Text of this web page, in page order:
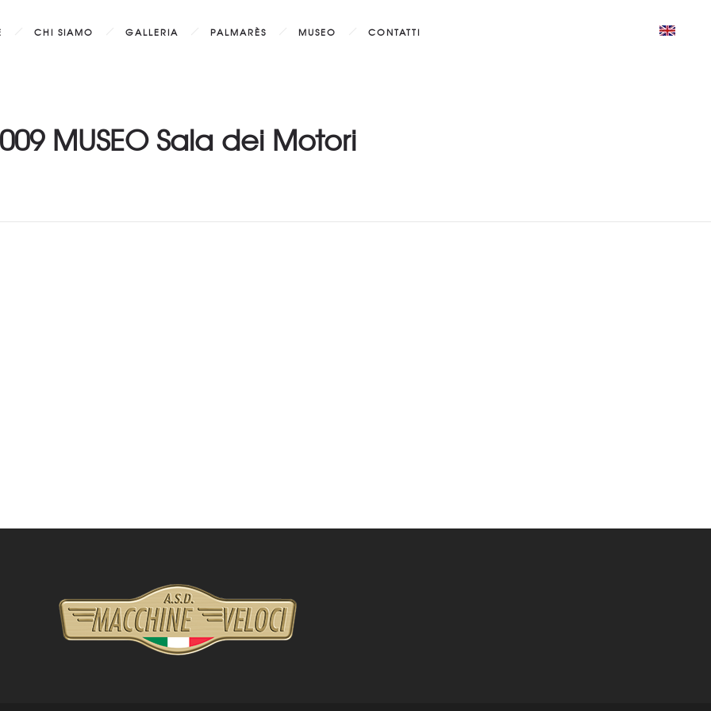
CHI SIAMO GALLERIA PALMARÈS MUSEO CONTATTI
009 MUSEO Sala dei Motori